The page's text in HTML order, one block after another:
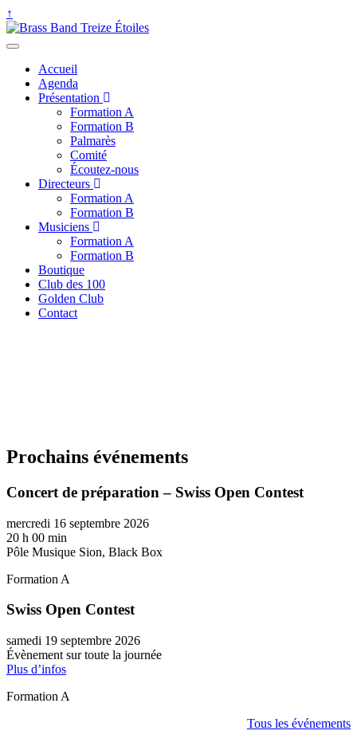
↑
Accueil
Agenda
Présentation
Formation A
Formation B
Palmarès
Comité
Écoutez-nous
Directeurs
Formation A
Formation B
Musiciens
Formation A
Formation B
Boutique
Club des 100
Golden Club
Contact
Prochains événements
Concert de préparation – Swiss Open Contest
mercredi 16 septembre 2026
20 h 00 min
Pôle Musique Sion, Black Box
Formation A
Swiss Open Contest
samedi 19 septembre 2026
Évènement sur toute la journée
Plus d’infos
Formation A
Tous les événements